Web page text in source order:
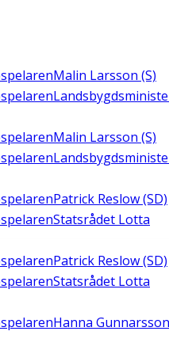
Malin Larsson (S)
Malin Larsson (S)
Patrick Reslow (SD)
Statsrådet Lotta
Patrick Reslow (SD)
Statsrådet Lotta
Hanna Gunnarsson